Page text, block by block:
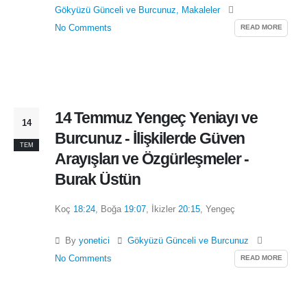
Gökyüzü Günceli ve Burcunuz, Makaleler
No Comments
READ MORE
14
TEM
14 Temmuz Yengeç Yeniayı ve
Burcunuz - İlişkilerde Güven
Arayışları ve Özgürleşmeler -
Burak Üstün
Koç 18:24, Boğa 19:07, İkizler 20:15, Yengeç
By yonetici
Gökyüzü Günceli ve Burcunuz
No Comments
READ MORE